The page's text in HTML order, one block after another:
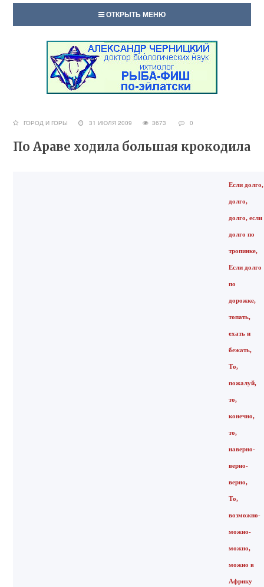
ОТКРЫТЬ МЕНЮ
ГОРОД И ГОРЫ 31 ИЮЛЯ 2009 3673 0
По Араве ходила большая крокодила
Если долго,
долго,
долго, если
долго по
тропинке,
Если долго
по
дорожке,
топать,
ехать и
бежать,
То,
пожалуй,
то,
конечно,
то,
наверно-
верно-
верно,
То,
возможно-
можно-
можно,
можно в
Африку